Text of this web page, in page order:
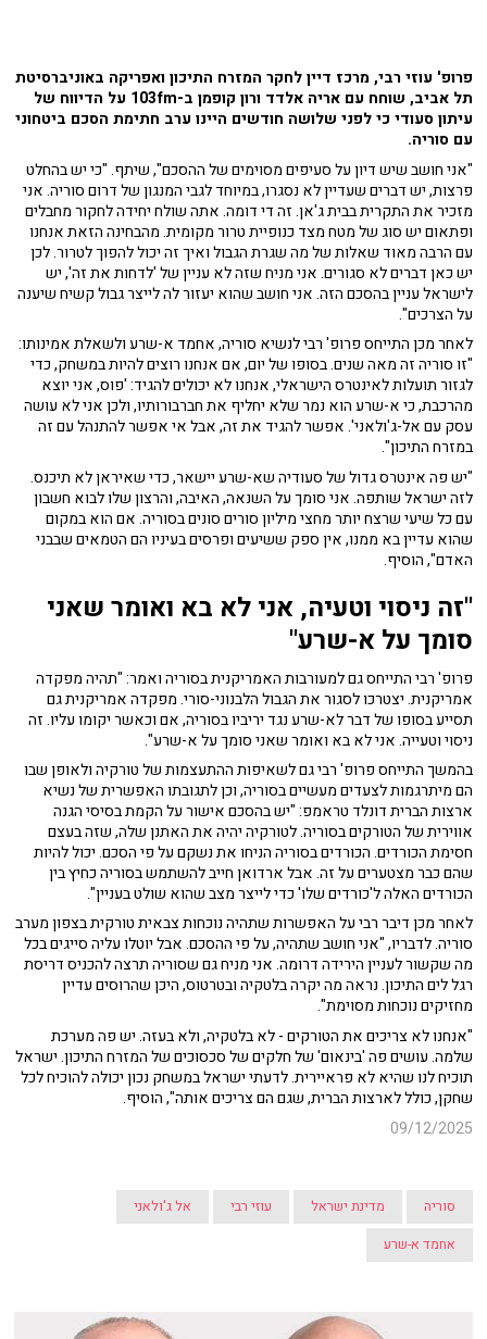
פרופ' עוזי רבי, מרכז דיין לחקר המזרח התיכון ואפריקה באוניברסיטת
תל אביב, שוחח עם אריה אלדד ורון קופמן ב-103fm על הדיווח של
עיתון סעודי כי לפני שלושה חודשים היינו ערב חתימת הסכם ביטחוני
עם סוריה.
"אני חושב שיש דיון על סעיפים מסוימים של ההסכם", שיתף. "כי יש בהחלט
פרצות, יש דברים שעדיין לא נסגרו, במיוחד לגבי המנגון של דרום סוריה. אני
מזכיר את התקרית בבית ג'אן. זה די דומה. אתה שולח יחידה לחקור מחבלים
ופתאום יש סוג של מטח מצד כנופיית טרור מקומית. מהבחינה הזאת אנחנו
עם הרבה מאוד שאלות של מה שגרת הגבול ואיך זה יכול להפוך לטרור. לכן
יש כאן דברים לא סגורים. אני מניח שזה לא עניין של 'לדחות את זה', יש
לישראל עניין בהסכם הזה. אני חושב שהוא יעזור לה לייצר גבול קשיח שיענה
על הצרכים".
לאחר מכן התייחס פרופ' רבי לנשיא סוריה, אחמד א-שרע ולשאלת אמינותו:
"זו סוריה זה מאה שנים. בסופו של יום, אם אנחנו רוצים להיות במשחק, כדי
לגזור תועלות לאינטרס הישראלי, אנחנו לא יכולים להגיד: 'פוס, אני יוצא
מהרכבת, כי א-שרע הוא נמר שלא יחליף את חברבורותיו, ולכן אני לא עושה
עסק עם אל-ג'ולאני'. אפשר להגיד את זה, אבל אי אפשר להתנהל עם זה
במזרח התיכון".
"יש פה אינטרס גדול של סעודיה שא-שרע יישאר, כדי שאיראן לא תיכנס.
לזה ישראל שותפה. אני סומך על השנאה, האיבה, והרצון שלו לבוא חשבון
עם כל שיעי שרצח יותר מחצי מיליון סורים סונים בסוריה. אם הוא במקום
שהוא עדיין בא ממנו, אין ספק ששיעים ופרסים בעיניו הם הטמאים שבבני
האדם", הוסיף.
"זה ניסוי וטעיה, אני לא בא ואומר שאני
סומך על א-שרע"
פרופ' רבי התייחס גם למעורבות האמריקנית בסוריה ואמר: "תהיה מפקדה
אמריקנית. יצטרכו לסגור את הגבול הלבנוני-סורי. מפקדה אמריקנית גם
תסייע בסופו של דבר לא-שרע נגד יריביו בסוריה, אם וכאשר יקומו עליו. זה
ניסוי וטעייה. אני לא בא ואומר שאני סומך על א-שרע".
בהמשך התייחס פרופ' רבי גם לשאיפות ההתעצמות של טורקיה ולאופן שבו
הם מיתרגמות לצעדים מעשיים בסוריה, וכן לתגובתו האפשרית של נשיא
ארצות הברית דונלד טראמפ: "יש בהסכם אישור על הקמת בסיסי הגנה
אווירית של הטורקים בסוריה. לטורקיה יהיה את האתנן שלה, שזה בעצם
חסימת הכורדים. הכורדים בסוריה הניחו את נשקם על פי הסכם. יכול להיות
שהם כבר מצטערים על זה. אבל ארדואן חייב להשתמש בסוריה כחיץ בין
הכורדים האלה ל'כורדים שלו' כדי לייצר מצב שהוא שולט בעניין".
לאחר מכן דיבר רבי על האפשרות שתהיה נוכחות צבאית טורקית בצפון מערב
סוריה. לדבריו, "אני חושב שתהיה, על פי ההסכם. אבל יוטלו עליה סייגים בכל
מה שקשור לעניין הירידה דרומה. אני מניח גם שסוריה תרצה להכניס דריסת
רגל לים התיכון. נראה מה יקרה בלטקיה ובטרטוס, היכן שהרוסים עדיין
מחזיקים נוכחות מסוימת".
"אנחנו לא צריכים את הטורקים - לא בלטקיה, ולא בעזה. יש פה מערכת
שלמה. עושים פה 'בינאום' של חלקים של סכסוכים של המזרח התיכון. ישראל
תוכיח לנו שהיא לא פראיירית. לדעתי ישראל במשחק נכון יכולה להוכיח לכל
שחקן, כולל לארצות הברית, שגם הם צריכים אותה", הוסיף.
09/12/2025
סוריה מדינת ישראל עוזי רבי
אל ג'ולאני
אחמד א-שרע